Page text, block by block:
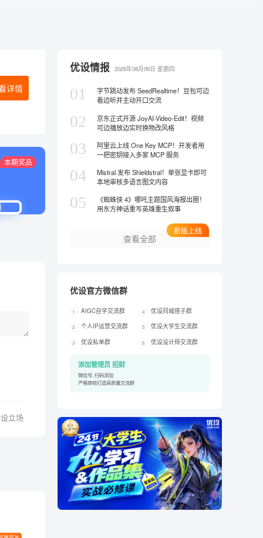
优设情报 2026年08月06日 星期四
01
字节跳动发布 SeedRealtime！豆包可边
看边听并主动开口交流
02
京东正式开源 JoyAI-Video-Edit！视频
可边播放边实时换物改风格
03
阿里云上线 One Key MCP！开发者用
一把密钥接入多家 MCP 服务
04
Mistral 发布 Shieldstral！单张显卡即可
本地审核多语言图文内容
05
《蜘蛛侠 4》哪吒主题国风海报出圈！
用东方神话重写英雄重生叙事
查看全部
新版上线
优设官方微信群
1 AIGC自学交流群
2 个人IP运营交流群
3 优设私单群
4 优设同城搭子群
5 优设大学生交流群
6 优设设计师交流群
添加管理员 招财
微信号: 扫码添加
严格审核打造高质量交流群
详情
本期奖品
立场